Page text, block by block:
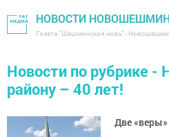
НОВОСТИ
Газета "Шешминская новь" -
Новости по рубрике
району – 40 лет!
Две